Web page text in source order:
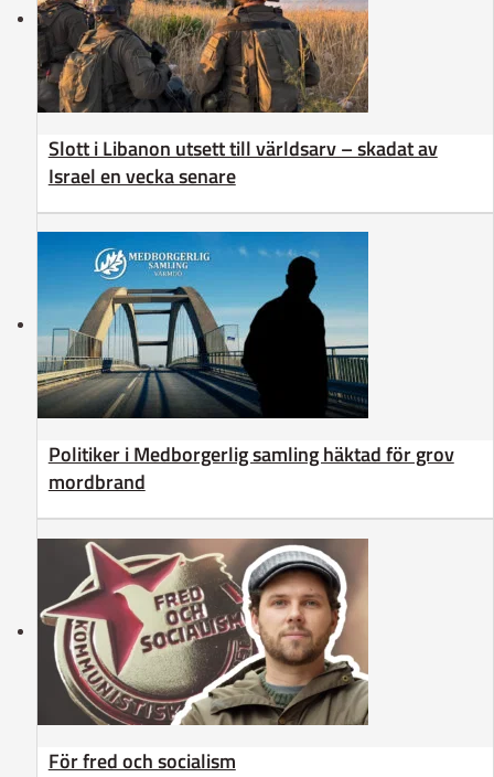
Slott i Libanon utsett till världsarv – skadat av
Israel en vecka senare
Politiker i Medborgerlig samling häktad för grov
mordbrand
För fred och socialism